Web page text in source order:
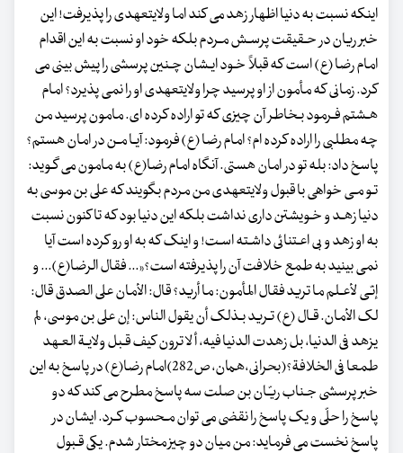
اینکه نسبت به دنیا اظهار زهد می کند اما ولایت‏عهدی را پذیرفت! این
خبر ریان در حـقیقت پرسـش مـردم بلکه خود او نسبت به این اقدام
امام رضا (ع) است که قبلاً خـود ایـشان چـنین پرسشی را پیش بینی می
کرد. زمانی که مأمون از او پرسید چرا ولایت‏عهدی او را نمی پذیرد؟ امام
هـشتم فـرمود بـخاطر آن چیزی که تو اراده کرده ای. مامون پرسید من
چه مطلبی را اراده کرده ام؟ امام رضا (ع) فرمود: آیـا مـن در امان هستم؟
پاسخ داد: بله تو در امان هستی. آنگاه امام رضا(ع) به مامون می گـوید:
تـو مـی خواهی با قبول ولایت‏عهدی من مردم بگویند که علی بن موسی به
دنیا زهـد و خـویشتن داری نداشت بلکه این دنیا بود که تا کنون نسبت
به او زهد و بی اعـتنائی داشـته اسـت! و اینک که به او رو کرده است آیا
نمی بینید به طمع خلافت آن را پذیرفته است؟«... فقال الرضا(ع)... و
إنـّی لأعـلم ما ترید فقال المأمون: ما أرید؟ قال: الأمان علی الصدق قال:
لک الأمان. قـال (ع) تـرید بـذلک أن یقول الناس: إن علی بن موسی، لم
یزهد فی الدنیا، بل زهدت الدنیا فیه، أ لا ترون کیف قـبل ولایـة العـهد
طمعا فی الخلافة؟(بحرانی،همان، ص282)امام رضا(ع) در پاسخ به این
خبر پرسشی جـناب ریـّان بن صلت سه پاسخ مطرح می کند که دو
پاسخ را حلّی و یک پاسخ را نقضی می توان مـحسوب کـرد. ایشان در
پاسخ نخست می فرماید: من میان دو چیز مختار شدم. یکی قـبول